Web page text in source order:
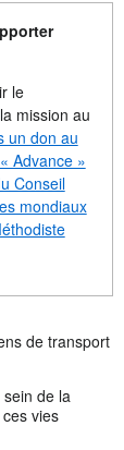
le
mission au
un don au
Advance »
Conseil
mondiaux
de transport
de la
vies